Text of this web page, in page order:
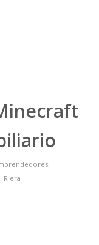
,
Riera